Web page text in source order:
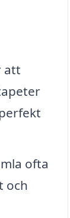
att
ofta
och